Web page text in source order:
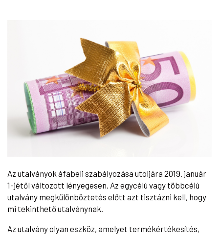
Az utalványok áfabeli szabályozása utoljára 2019. január
1-jétől változott lényegesen. Az egycélú vagy többcélú
utalvány megkülönböztetés előtt azt tisztázni kell, hogy
mi tekinthető utalványnak.
Az utalvány olyan eszköz, amelyet termékértékesítés,